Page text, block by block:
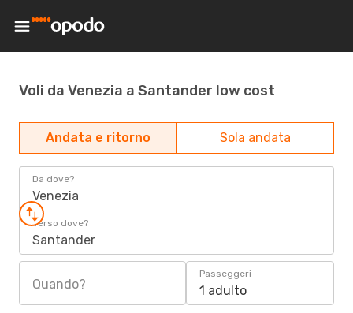
Voli da Venezia a Santander low cost
Andata e ritorno Sola andata
Da dove?
Venezia
Verso dove?
Santander
Quando?
Passeggeri
1 adulto